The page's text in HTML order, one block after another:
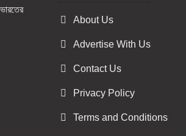
About Us
Advertise With Us
Contact Us
Privacy Policy
Terms and Conditions